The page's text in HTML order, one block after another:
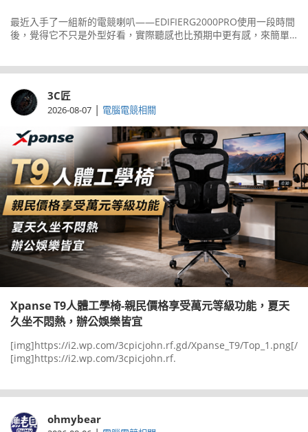
最近入手了一組新的電競喇叭——EDIFIERG2000PRO使用一段時間
後，覺得它不只是外型好看，實際聽感也比預期中更有感，來簡單
3C匠
2026-08-07 | 電腦電競相關
Xpanse T9人體工學椅-親民價格享受萬元等級功能，夏天
久坐不悶熱，辦公娛樂皆宜
[img]https://i2.wp.com/3cpicjohn.rf.gd/Xpanse_T9/Top_1.png[/
[img]https://i2.wp.com/3cpicjohn.rf.
ohmybear